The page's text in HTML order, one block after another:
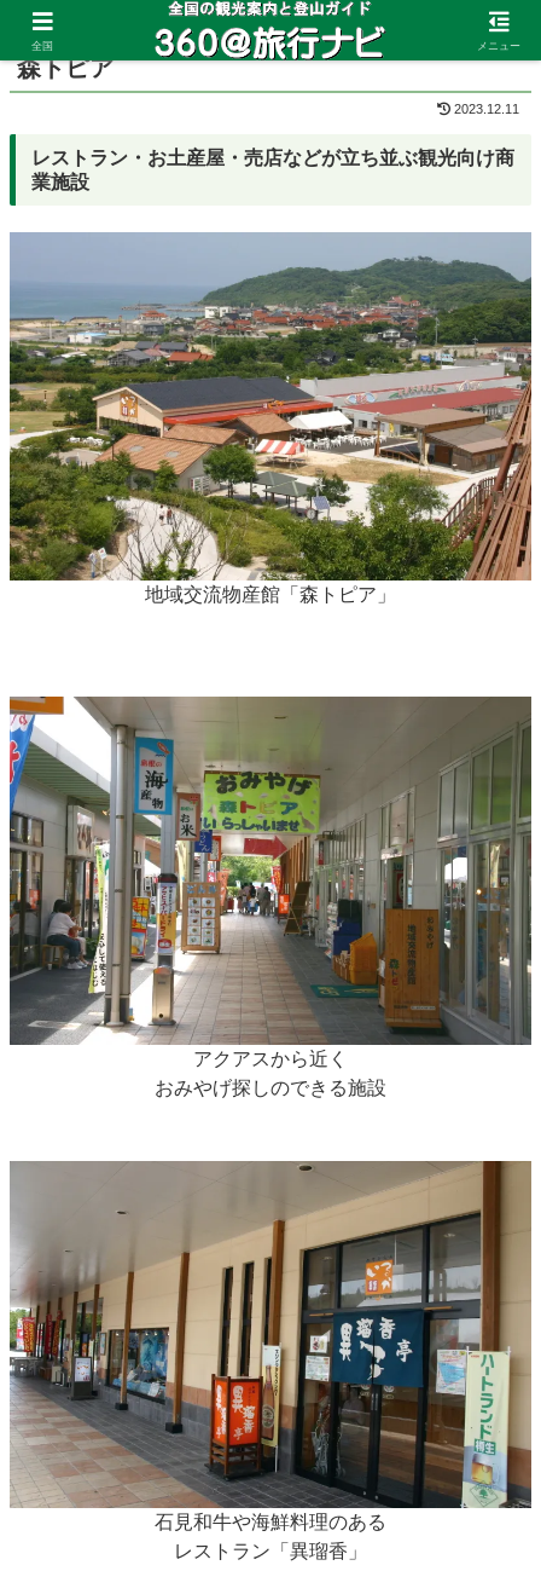
ホーム 島根県 石見海浜公園
森トピア
2023.12.11
レストラン・お土産屋・売店などが立ち並ぶ観光向け商
業施設
地域交流物産館「森トピア」
アクアスから近く
おみやげ探しのできる施設
石見和牛や海鮮料理のある
レストラン「異瑠香」
全国 メニュー